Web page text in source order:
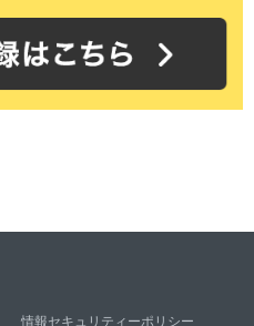
情報セキュリティーポリシー